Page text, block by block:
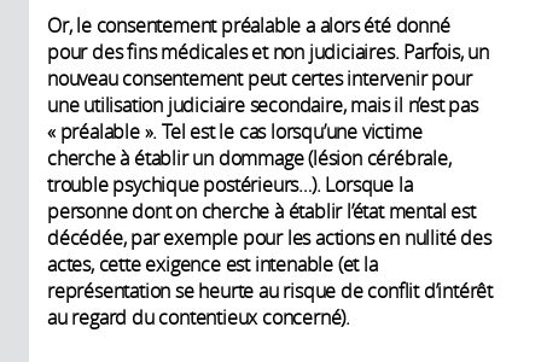
Or, le consentement préalable a alors été donné
pour des fins médicales et non judiciaires. Parfois, un
nouveau consentement peut certes intervenir pour
une utilisation judiciaire secondaire, mais il n’est pas
« préalable ». Tel est le cas lorsqu’une victime
cherche à établir un dommage (lésion cérébrale,
trouble psychique postérieurs…). Lorsque la
personne dont on cherche à établir l’état mental est
décédée, par exemple pour les actions en nullité des
actes, cette exigence est intenable (et la
représentation se heurte au risque de conflit d’intérêt
au regard du contentieux concerné).